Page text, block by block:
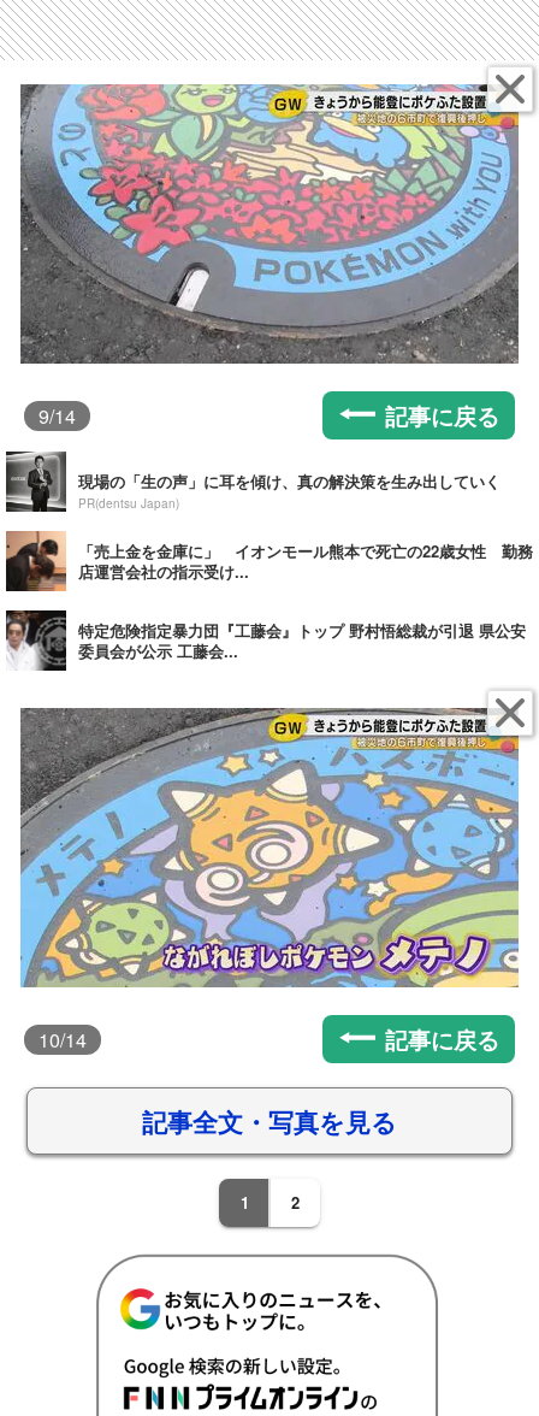
9/14 記事に戻る
現場の「生の声」に耳を傾け、真の解決策を生み出していく
PR(dentsu Japan)
「売上金を金庫に」 イオンモール熊本で死亡の22歳女性 勤務
店運営会社の指示受け...
特定危険指定暴力団『工藤会』トップ 野村悟総裁が引退 県公安
委員会が公示 工藤会...
10/14 記事に戻る
記事全文・写真を見る
1 2